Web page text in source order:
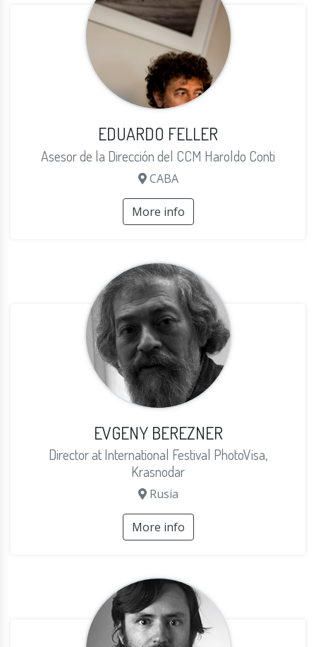
EDUARDO FELLER
Asesor de la Dirección del CCM Haroldo Conti
CABA
More info
EVGENY BEREZNER
Director at International Festival PhotoVisa,
Krasnodar
Rusia
More info